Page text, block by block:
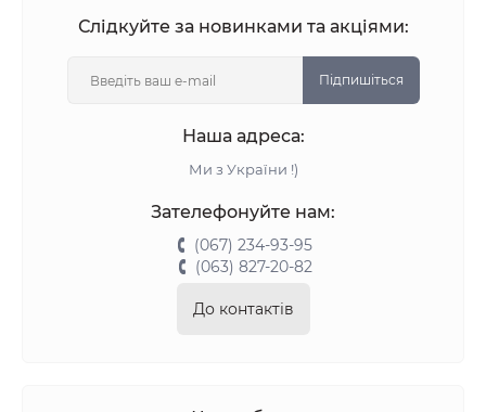
Слідкуйте за новинками та акціями:
Підпишіться
Наша адреса:
Ми з України !)
Зателефонуйте нам:
(067) 234-93-95
(063) 827-20-82
До контактів